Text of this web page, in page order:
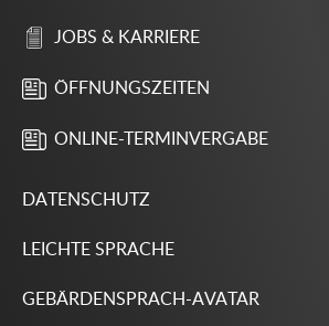
JOBS & KARRIERE
ÖFFNUNGSZEITEN
ONLINE-TERMINVERGABE
DATENSCHUTZ
LEICHTE SPRACHE
GEBÄRDENSPRACH-AVATAR